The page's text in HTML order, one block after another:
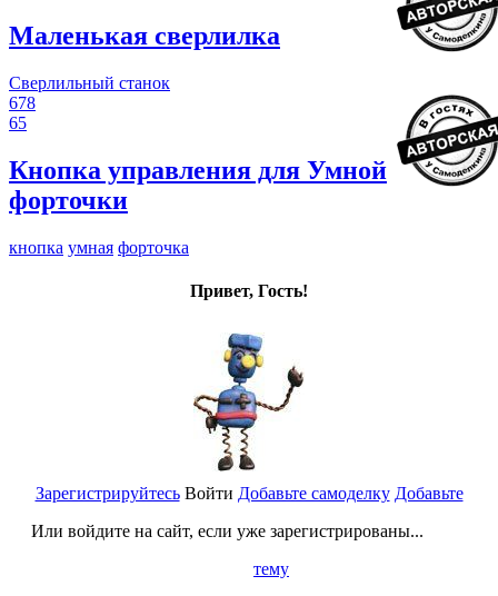
Маленькая сверлилка
Сверлильный станок
678
65
Кнопка управления для Умной
форточки
кнопка умная форточка
Привет, Гость!
Зарегистрируйтесь
Или войдите на сайт, если уже зарегистрированы...
Войти Добавьте самоделку Добавьте
тему